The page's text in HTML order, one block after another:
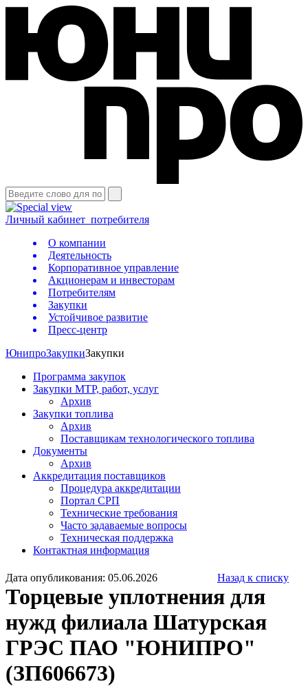
Личный кабинет потребителя
О компании
Деятельность
Корпоративное управление
Акционерам и инвесторам
Потребителям
Закупки
Устойчивое развитие
Пресс-центр
ЮнипроЗакупкиЗакупки
Программа закупок
Закупки МТР, работ, услуг
Архив
Закупки топлива
Архив
Поставщикам технологического топлива
Документы
Архив
Аккредитация поставщиков
Процедура аккредитации
Портал СРП
Технические требования
Часто задаваемые вопросы
Техническая поддержка
Контактная информация
Дата опубликования: 05.06.2026 Назад к списку
Торцевые уплотнения для
нужд филиала Шатурская
ГРЭС ПАО "ЮНИПРО"
(ЗП606673)